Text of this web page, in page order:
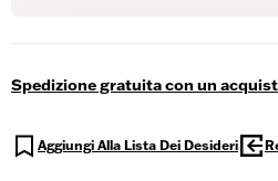
Spedizione gratuita con un
Aggiungi Alla Lista Dei Desideri